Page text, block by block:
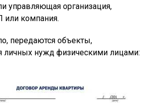
управляющая организация,
или компания.
передаются объекты,
личных нужд физическими лицами: